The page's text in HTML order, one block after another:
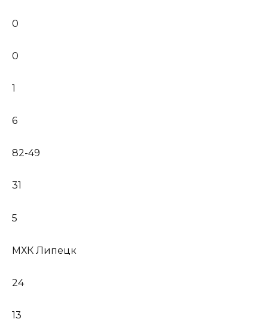
0
0
1
6
82-49
31
5
МХК Липецк
24
13